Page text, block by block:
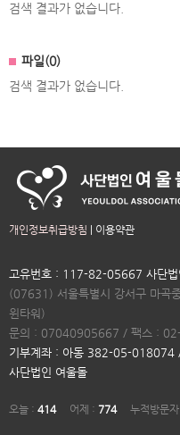
검색 결과가 없습니다.
파일(0)
검색 결과가 없습니다.
개인정보취급방침 이용약관
고유번호 : 117-82-05667 사단법
(07631) 서울특별시 강서구 마곡
윈타워)
문의 : 07040905667 / 팩스 :
기부계좌 : 아동 382-05-018074
사단법인 여울돌
오늘 : 414어제 : 774누적방문자